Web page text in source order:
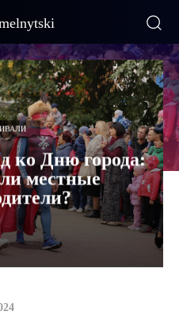
ко Дню города:
местные